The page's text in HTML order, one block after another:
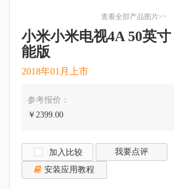
查看全部产品图片>>
小米小米电视4A 50英
能版
2018年01月上市
参考报价：
￥2399.00
加入比较
我要点评
安装应用教程